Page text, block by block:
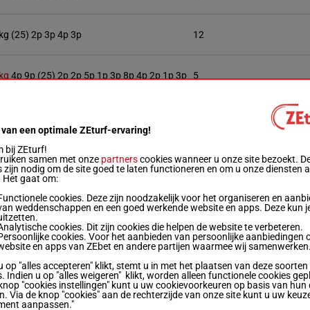
(25) 2p 3p 4p 3p 12
4p 9p (25) 2p 2p 5p 1p 3p 8p 4p 2p 1p 3p 5
5p (25) 7p 1p 3p 7p
(25) 1p 2p 1p 4p 4p 6p 9
(25) 4p 11p 1p 2p 6p 10
4p (25) 6p 3p 10p 4p 1p 2p 6
een optimale ZEturf-ervaring!
bij ZEturf!
samen met onze partnerscookies wanneer u onze site bezoekt.
zijn nodig om de site goed te laten functioneren en om u onze diensten
Het gaat om:
cookies. Deze zijn noodzakelijk voor het organiseren en
weddenschappen en een goed werkende website en apps. Deze kun
cookies. Dit zijn cookies die helpen de website te verbeteren.
cookies. Voor het aanbieden van persoonlijke aanbiedingen
en apps van ZEbet en andere partijen waarmee wij
op "alles accepteren" klikt, stemt u in met het plaatsen van deze soorten
Indien u op "alles weigeren" klikt, worden alleen functionele cookies
"cookies instellingen" kunt u uw cookievoorkeuren op basis van hun
Via de knop "cookies" aan de rechterzijde van onze site kunt u uw
aanpassen."